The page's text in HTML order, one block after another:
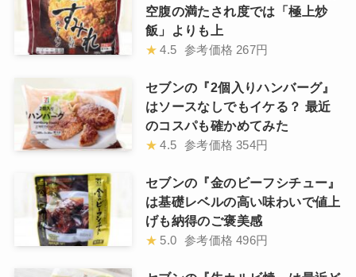
空腹の満たされ度では「極上炒
飯」よりも上
★ 4.5 参考価格 267円
セブンの『2個入りハンバーグ』
はソースなしでもイケる？ 最近
のコスパも確かめてみた
★ 4.5 参考価格 354円
セブンの『金のビーフシチュー』
は基礎レベルの高い味わいで値上
げも納得のご褒美感
★ 5.0 参考価格 496円